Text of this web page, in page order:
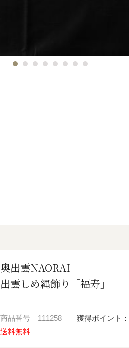
奥出雲NAORAI
出雲しめ縄飾り「福寿」
商品番号 111258
獲得ポイント
送料無料